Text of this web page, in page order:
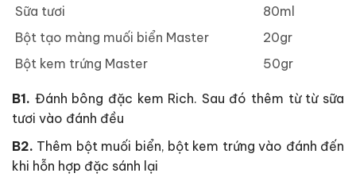
Sữa tươi
80ml
Bột tạo màng muối biển Master
20gr
Bột kem trứng Master
50gr
B1. Đánh bông đặc kem Rich. Sau đó thêm từ từ sữa
tươi vào đánh đều
B2. Thêm bột muối biển, bột kem trứng vào đánh đến
khi hỗn hợp đặc sánh lại